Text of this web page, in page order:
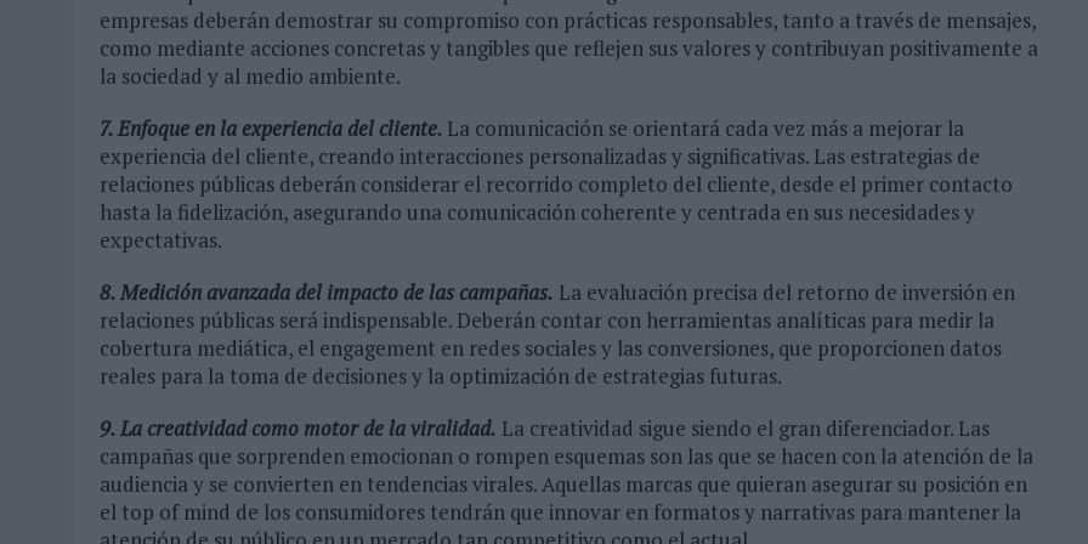
empresas deberán demostrar su compromiso con prácticas responsables, tanto a través de mensajes,
como mediante acciones concretas y tangibles que reflejen sus valores y contribuyan positivamente a
la sociedad y al medio ambiente.
7. Enfoque en la experiencia del cliente. La comunicación se orientará cada vez más a mejorar la
experiencia del cliente, creando interacciones personalizadas y significativas. Las estrategias de
relaciones públicas deberán considerar el recorrido completo del cliente, desde el primer contacto
hasta la fidelización, asegurando una comunicación coherente y centrada en sus necesidades y
expectativas.
8. Medición avanzada del impacto de las campañas. La evaluación precisa del retorno de inversión en
relaciones públicas será indispensable. Deberán contar con herramientas analíticas para medir la
cobertura mediática, el engagement en redes sociales y las conversiones, que proporcionen datos
reales para la toma de decisiones y la optimización de estrategias futuras.
9. La creatividad como motor de la viralidad. La creatividad sigue siendo el gran diferenciador. Las
campañas que sorprenden emocionan o rompen esquemas son las que se hacen con la atención de la
audiencia y se convierten en tendencias virales. Aquellas marcas que quieran asegurar su posición en
el top of mind de los consumidores tendrán que innovar en formatos y narrativas para mantener la